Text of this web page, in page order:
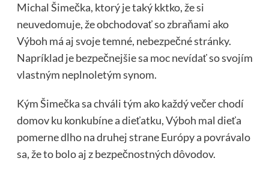
Michal Šimečka, ktorý je taký kktko, že si
neuvedomuje, že obchodovať so zbraňami ako
Výboh má aj svoje temné, nebezpečné stránky.
Napríklad je bezpečnejšie sa moc nevídať so svojím
vlastným neplnoletým synom.
Kým Šimečka sa chváli tým ako každý večer chodí
domov ku konkubíne a dieťatku, Výboh mal dieťa
pomerne dlho na druhej strane Európy a povrávalo
sa, že to bolo aj z bezpečnostných dôvodov.